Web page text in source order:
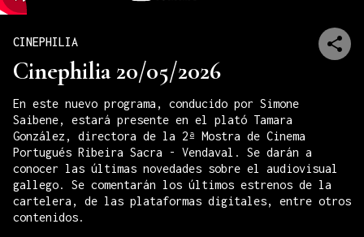
CINEPHILIA
Cinephilia 20/05/2026
En este nuevo programa, conducido por Simone
Saibene, estará presente en el plató Tamara
González, directora de la 2ª Mostra de Cinema
Portugués Ribeira Sacra - Vendaval. Se darán a
conocer las últimas novedades sobre el audiovisual
gallego. Se comentarán los últimos estrenos de la
cartelera, de las plataformas digitales, entre otros
contenidos.